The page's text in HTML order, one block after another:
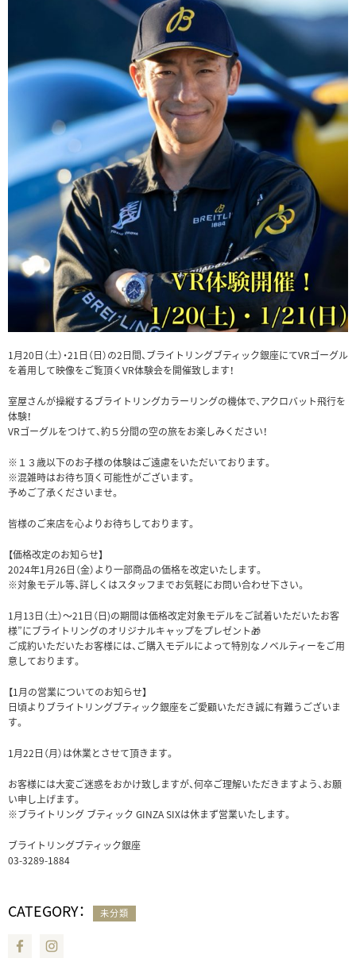
1月20日（土）・21日（日）の2日間、ブライトリングブティック銀座にてVRゴーグル
を着用して映像をご覧頂くVR体験会を開催致します！
室屋さんが操縦するブライトリングカラーリングの機体で、アクロバット飛行を
体験！
VRゴーグルをつけて、約５分間の空の旅をお楽しみください！
※１３歳以下のお子様の体験はご遠慮をいただいております。
※混雑時はお待ち頂く可能性がございます。
予めご了承くださいませ。
皆様のご来店を心よりお待ちしております。
【価格改定のお知らせ】
2024年1月26日（金）より一部商品の価格を改定いたします。
※対象モデル等、詳しくはスタッフまでお気軽にお問い合わせ下さい。
1月13日（土）〜21日（日)の期間は価格改定対象モデルをご試着いただいたお客
様”にブライトリングのオリジナルキャップをプレゼント🎁
ご成約いただいたお客様には、ご購入モデルによって特別なノベルティーをご用
意しております。
【1月の営業についてのお知らせ】
日頃よりブライトリングブティック銀座をご愛顧いただき誠に有難うございま
す。
1月22日（月）は休業とさせて頂きます。
お客様には大変ご迷惑をおかけ致しますが、何卒ご理解いただきますよう、お願
い申し上げます。
※ブライトリング ブティック GINZA SIXは休まず営業いたします。
ブライトリングブティック銀座
03-3289-1884
CATEGORY： 未分類
Facebook